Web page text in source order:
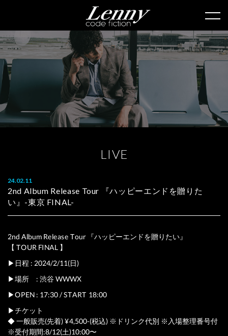
L IVE
24.02.11
2nd Album Release Tour 『ハッピーエンドを贈りた
い』-東京 FINAL-
2nd Album Release Tour 『ハッピーエンドを贈りたい』
【 TOUR FINAL 】
▶︎日程 : 2024/2/11(日)
▶︎場所 : 渋谷 WWWX
▶︎OPEN : 17:30 / START 18:00
▶︎チケット
◆ 一般販売(先着) ¥4,500-(税込) ※ドリンク代別 ※入場整理番号付
※受付期間:8/12(土)10:00〜